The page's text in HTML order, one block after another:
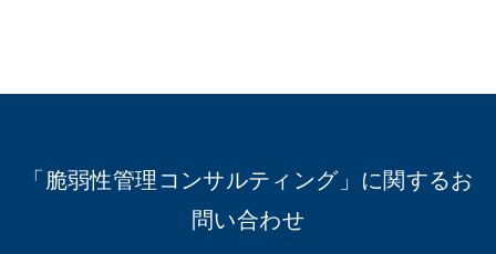
「脆弱性管理コンサルティング」に関するお
問い合わせ